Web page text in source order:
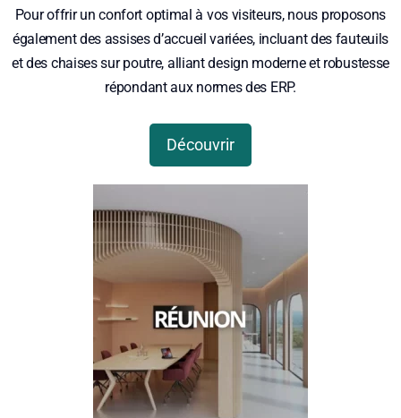
Pour offrir un confort optimal à vos visiteurs, nous proposons
également des assises d’accueil variées, incluant des fauteuils
et des chaises sur poutre, alliant design moderne et robustesse
répondant aux normes des ERP.
Découvrir